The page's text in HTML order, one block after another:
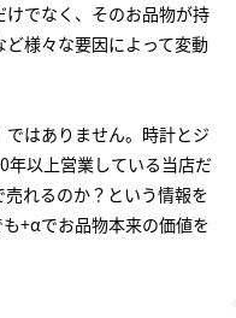
でなく、そのお品物が持
様々な要因によって変動
はありません。時計とジ
年以上営業している当店だ
れるのか？という情報を
+αでお品物本来の価値を